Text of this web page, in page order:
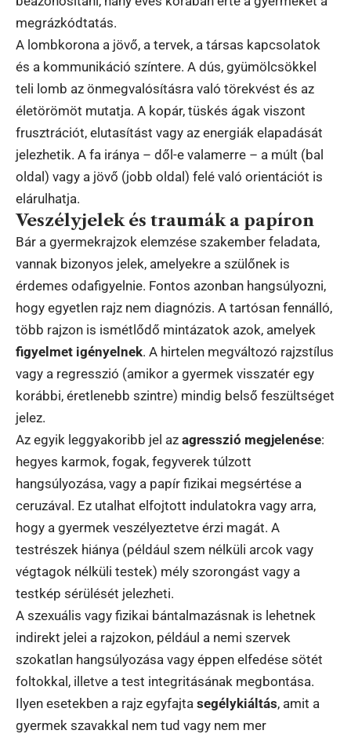
megrázkódtatás.
A lombkorona a jövő, a tervek, a társas kapcsolatok
és a kommunikáció színtere. A dús, gyümölcsökkel
teli lomb az önmegvalósításra való törekvést és az
életörömöt mutatja. A kopár, tüskés ágak viszont
frusztrációt, elutasítást vagy az energiák elapadását
jelezhetik. A fa iránya – dől-e valamerre – a múlt (bal
oldal) vagy a jövő (jobb oldal) felé való orientációt is
elárulhatja.
Veszélyjelek és traumák a papíron
Bár a gyermekrajzok elemzése szakember feladata,
vannak bizonyos jelek, amelyekre a szülőnek is
érdemes odafigyelnie. Fontos azonban hangsúlyozni,
hogy egyetlen rajz nem diagnózis. A tartósan fennálló,
több rajzon is ismétlődő mintázatok azok, amelyek
figyelmet igényelnek. A hirtelen megváltozó rajzstílus
vagy a regresszió (amikor a gyermek visszatér egy
korábbi, éretlenebb szintre) mindig belső feszültséget
jelez.
Az egyik leggyakoribb jel az agresszió megjelenése:
hegyes karmok, fogak, fegyverek túlzott
hangsúlyozása, vagy a papír fizikai megsértése a
ceruzával. Ez utalhat elfojtott indulatokra vagy arra,
hogy a gyermek veszélyeztetve érzi magát. A
testrészek hiánya (például szem nélküli arcok vagy
végtagok nélküli testek) mély szorongást vagy a
testkép sérülését jelezheti.
A szexuális vagy fizikai bántalmazásnak is lehetnek
indirekt jelei a rajzokon, például a nemi szervek
szokatlan hangsúlyozása vagy éppen elfedése sötét
foltokkal, illetve a test integritásának megbontása.
Ilyen esetekben a rajz egyfajta segélykiáltás, amit a
gyermek szavakkal nem tud vagy nem mer